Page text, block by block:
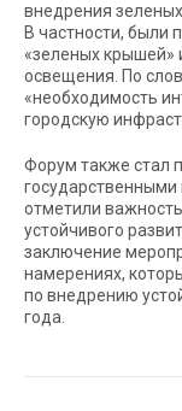
внедрения зеленых
В частности, были
«зеленых крышей»
освещения. По
«необходимость
городскую
Форум также стал
государственными
отметили
устойчивого
заключение
намерениях,
по внедрению
года.